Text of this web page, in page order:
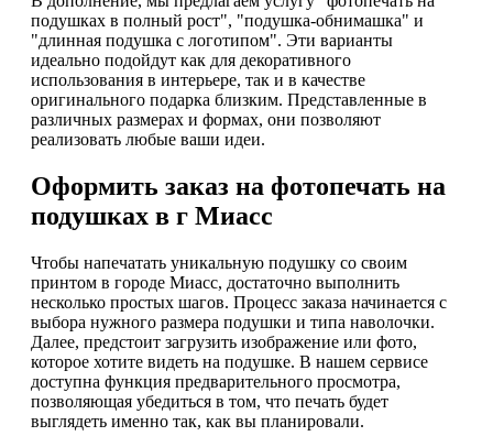
подушках в полный рост", "подушка-обнимашка" и
"длинная подушка с логотипом". Эти варианты
идеально подойдут как для декоративного
использования в интерьере, так и в качестве
оригинального подарка близким. Представленные в
различных размерах и формах, они позволяют
реализовать любые ваши идеи.
Оформить заказ на фотопечать на
подушках в г Миасс
Чтобы напечатать уникальную подушку со своим
принтом в городе Миасс, достаточно выполнить
несколько простых шагов. Процесс заказа начинается с
выбора нужного размера подушки и типа наволочки.
Далее, предстоит загрузить изображение или фото,
которое хотите видеть на подушке. В нашем сервисе
доступна функция предварительного просмотра,
позволяющая убедиться в том, что печать будет
выглядеть именно так, как вы планировали.